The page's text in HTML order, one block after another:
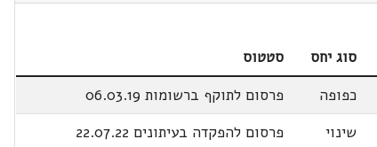
סוג יחס
סטטוס
כפופה
פרסום לתוקף ברשומות 06.03.19
שינוי
פרסום להפקדה בעיתונים 22.07.22